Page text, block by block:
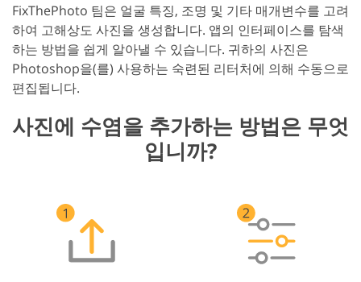
FixThePhoto 팀은 얼굴 특징, 조명 및 기타 매개변수를 고려
하여 고해상도 사진을 생성합니다. 앱의 인터페이스를 탐색
하는 방법을 쉽게 알아낼 수 있습니다. 귀하의 사진은
Photoshop을(를) 사용하는 숙련된 리터처에 의해 수동으로
편집됩니다.
사진에 수염을 추가하는 방법은 무엇
입니까?